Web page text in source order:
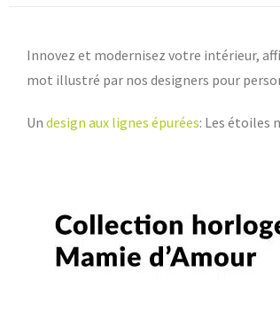
Innovez et modernisez votre intérieur,
mot illustré par nos designers pour
Un design aux lignes épurées: Les étoiles